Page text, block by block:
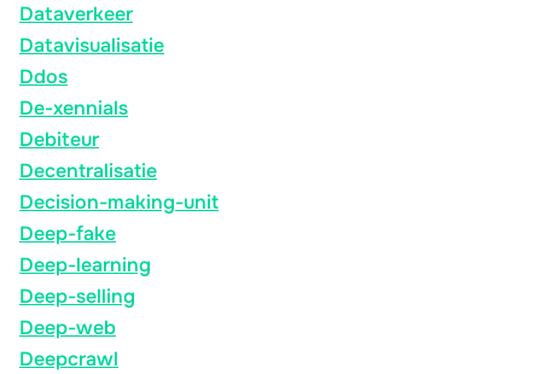
Dataverkeer
Datavisualisatie
Ddos
De-xennials
Debiteur
Decentralisatie
Decision-making-unit
Deep-fake
Deep-learning
Deep-selling
Deep-web
Deepcrawl